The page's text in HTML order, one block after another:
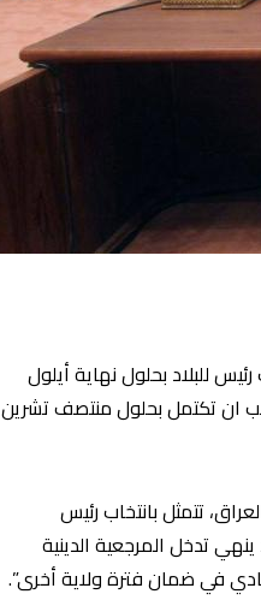
للبلاد بحلول نهاية أيلول
يجب ان تكتمل بحلول منتصف تشرين
تتمثل بانتخاب رئيس
ينهي تدخل المرجعية الدينية
في ضمان فترة ولاية أخرى”.